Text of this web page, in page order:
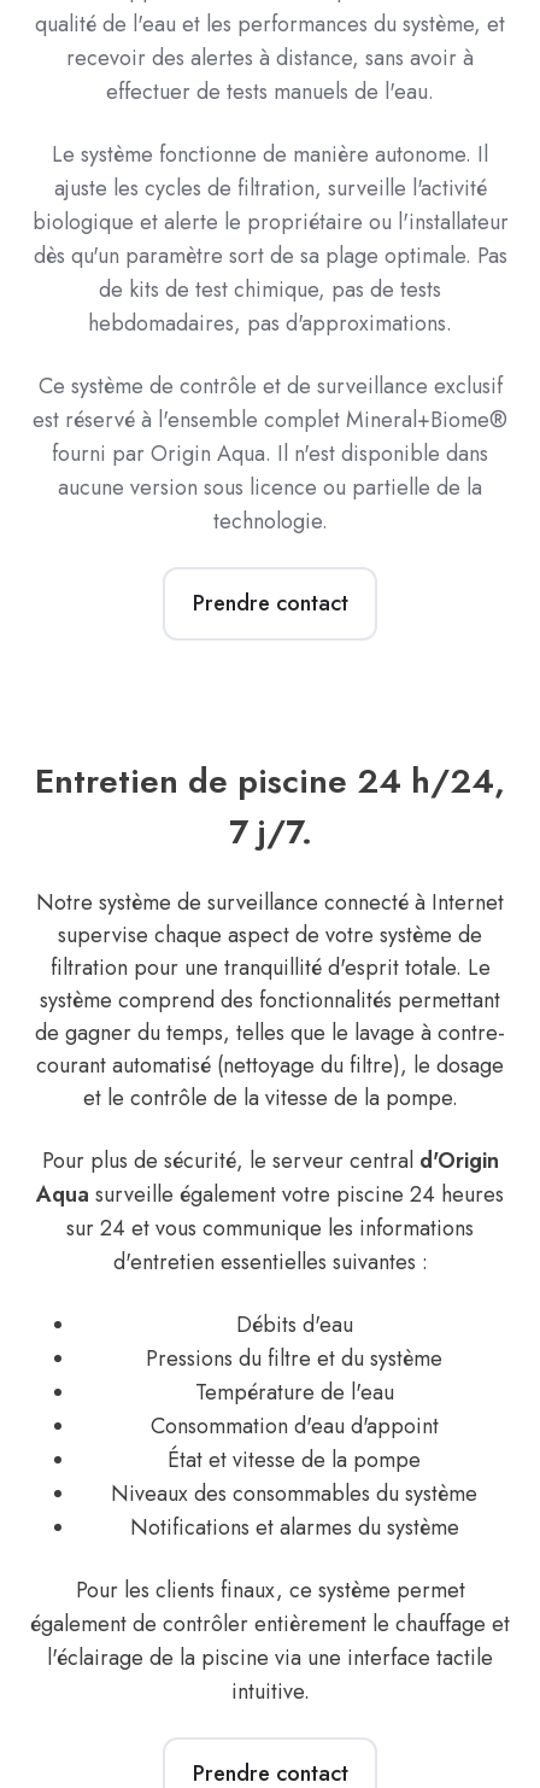
qualité de l'eau et les performances du système, et
recevoir des alertes à distance, sans avoir à
effectuer de tests manuels de l'eau.
Le système fonctionne de manière autonome. Il
ajuste les cycles de filtration, surveille l'activité
biologique et alerte le propriétaire ou l'installateur
dès qu'un paramètre sort de sa plage optimale. Pas
de kits de test chimique, pas de tests
hebdomadaires, pas d'approximations.
Ce système de contrôle et de surveillance exclusif
est réservé à l'ensemble complet Mineral+Biome®
fourni par Origin Aqua. Il n'est disponible dans
aucune version sous licence ou partielle de la
technologie.
Prendre contact
Entretien de piscine 24 h/24,
7 j/7.
Notre système de surveillance connecté à Internet
supervise chaque aspect de votre système de
filtration pour une tranquillité d'esprit totale. Le
système comprend des fonctionnalités permettant
de gagner du temps, telles que le lavage à contre-
courant automatisé (nettoyage du filtre), le dosage
et le contrôle de la vitesse de la pompe.
Pour plus de sécurité, le serveur central d'Origin
Aqua surveille également votre piscine 24 heures
sur 24 et vous communique les informations
d'entretien essentielles suivantes :
Débits d'eau
Pressions du filtre et du système
Température de l'eau
Consommation d'eau d'appoint
État et vitesse de la pompe
Niveaux des consommables du système
Notifications et alarmes du système
Pour les clients finaux, ce système permet
également de contrôler entièrement le chauffage et
l'éclairage de la piscine via une interface tactile
intuitive.
Prendre contact